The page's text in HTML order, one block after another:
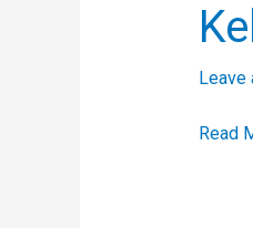
Leave
Allah
Read